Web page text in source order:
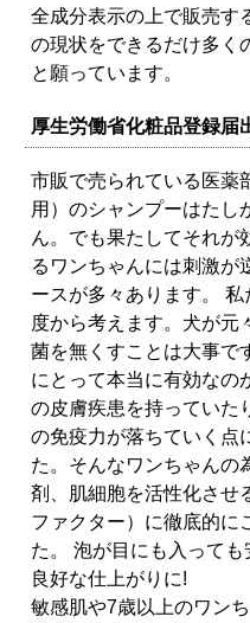
全成分表示の上で販売す
の現状をできるだけ多く
と願っています。
厚生労働省化粧品登録届
市販で売られている医薬
用）のシャンプーはたし
ん。でも果たしてそれが
るワンちゃんには刺激が
ースが多々あります。
度から考えます。犬が元
菌を無くすことは大事で
にとって本当に
の皮膚疾患を持っていた
の免疫力が落ちていく点
た。そんなワンちゃんの
剤、肌細胞を活性化させ
ファクター）に徹底的に
た。 泡が目にも入って
良好な仕上がりに!
敏感肌や7歳以上のワン